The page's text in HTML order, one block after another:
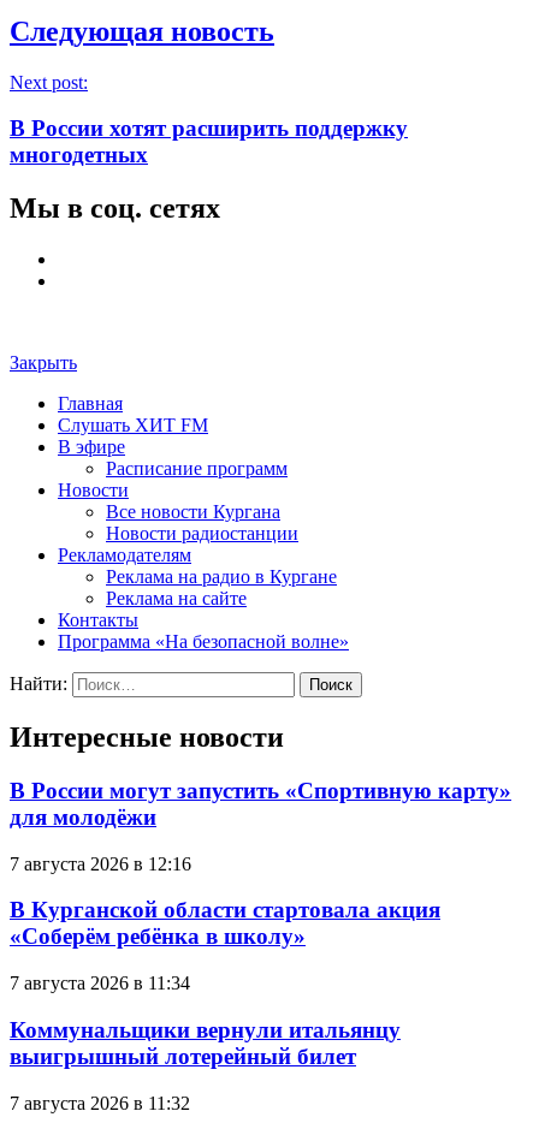
Следующая новость
Next post:
В России хотят расширить поддержку
многодетных
Мы в соц. сетях
Закрыть
Главная
Слушать ХИТ FM
В эфире
Расписание программ
Новости
Все новости Кургана
Новости радиостанции
Рекламодателям
Реклама на радио в Кургане
Реклама на сайте
Контакты
Программа «На безопасной волне»
Найти:
Интересные новости
В России могут запустить «Спортивную карту»
для молодёжи
7 августа 2026 в 12:16
В Курганской области стартовала акция
«Соберём ребёнка в школу»
7 августа 2026 в 11:34
Коммунальщики вернули итальянцу
выигрышный лотерейный билет
7 августа 2026 в 11:32